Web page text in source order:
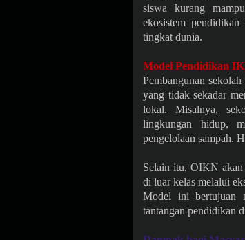
siswa kurang
ekosistem
tingkat dunia.
Model Pendidikan
Pembangunan
yang tidak sekadar
lokal. Misalnya,
lingkungan hidup,
pengelolaan sampah.
Selain itu, OIKN akan
di luar kelas melalui
Model ini bertujuan
tantangan pendidikan